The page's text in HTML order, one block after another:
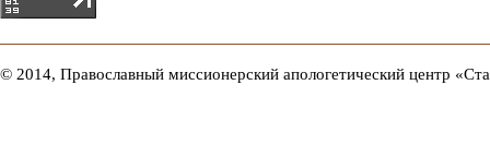
© 2014, Православный миссионерский апологетический центр